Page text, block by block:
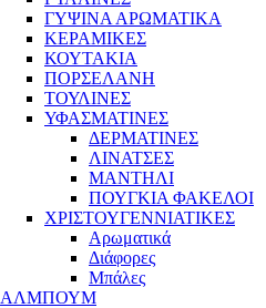
ΓΥΨΙΝΑ ΑΡΩΜΑΤΙΚΑ
ΚΕΡΑΜΙΚΕΣ
ΚΟΥΤΑΚΙΑ
ΠΟΡΣΕΛΑΝΗ
ΤΟΥΛΙΝΕΣ
ΥΦΑΣΜΑΤΙΝΕΣ
ΔΕΡΜΑΤΙΝΕΣ
ΛΙΝΑΤΣΕΣ
ΜΑΝΤΗΛΙ
ΠΟΥΓΚΙΑ ΦΑΚΕΛΟΙ
ΧΡΙΣΤΟΥΓΕΝΝΙΑΤΙΚΕΣ
Αρωματικά
Διάφορες
Μπάλες
ΑΛΜΠΟΥΜ